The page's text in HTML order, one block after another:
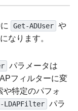
Get-ADUser や
なります。
パラメータは
フィルターに変
や特定のパフォ
-LDAPFilter パラ